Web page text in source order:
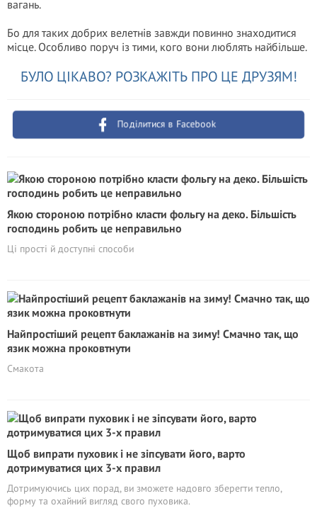
вагань.
Бо для таких добрих велетнів завжди повинно знаходитися
місце. Особливо поруч із тими, кого вони люблять найбільше.
БУЛО ЦІКАВО? РОЗКАЖІТЬ ПРО ЦЕ ДРУЗЯМ!
Поділитися в Facebook
Якою стороною потрібно класти фольгу на деко. Більшість
господинь робить це неправильно
Ці прості й доступні способи
Найпростіший рецепт баклажанів на зиму! Смачно так, що
язик можна проковтнути
Смакота
Щоб випрати пуховик і не зіпсувати його, варто
дотримуватися цих 3-х правил
Дотримуючись цих порад, ви зможете надовго зберегти тепло,
форму та охайний вигляд свого пуховика.